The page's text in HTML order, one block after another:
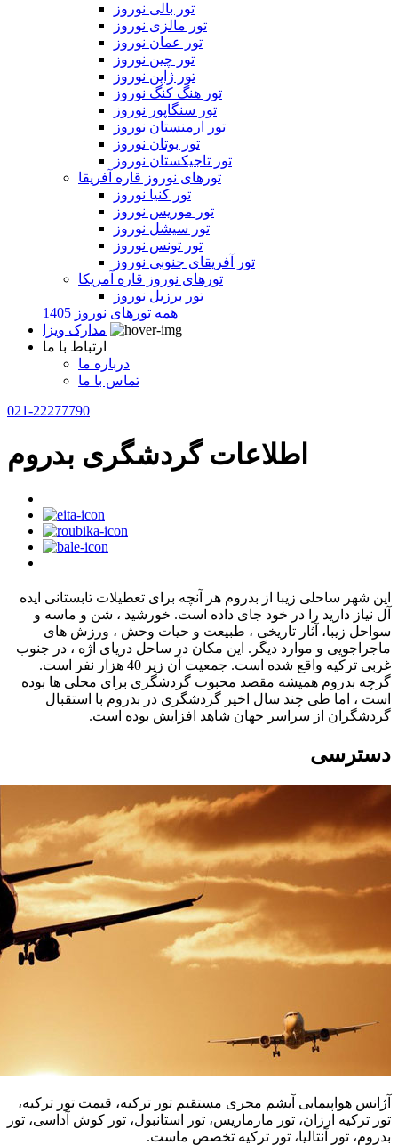
تور بالی نوروز
تور مالزی نوروز
تور عمان نوروز
تور چین نوروز
تور ژاپن نوروز
تور هنگ کنگ نوروز
تور سنگاپور نوروز
تور ارمنستان نوروز
تور بوتان نوروز
تور تاجیکستان نوروز
تورهای نوروز قاره آفریقا
تور کنیا نوروز
تور موریس نوروز
تور سیشل نوروز
تور تونس نوروز
تور آفریقای جنوبی نوروز
تورهای نوروز قاره آمریکا
تور برزیل نوروز
همه تورهای نوروز 1405
مدارک ویزا
ارتباط با ما
درباره ما
تماس با ما
021-22277790
اطلاعات گردشگری بدروم
این شهر ساحلی زیبا از بدروم هر آنچه برای تعطیلات تابستانی ایده
آل نیاز دارید را در خود جای داده است. خورشید ، شن و ماسه و
سواحل زیبا، آثار تاریخی ، طبیعت و حیات وحش ، ورزش های
ماجراجویی و موارد دیگر. این مکان در ساحل دریای اژه ، در جنوب
غربی ترکیه واقع شده است. جمعیت آن زیر 40 هزار نفر است.
گرچه بدروم همیشه مقصد محبوب گردشگری برای محلی ها بوده
است ، اما طی چند سال اخیر گردشگری در بدروم با استقبال
گردشگران از سراسر جهان شاهد افزایش بوده است.
دسترسی
آژانس هواپیمایی آیشم مجری مستقیم تور ترکیه، قیمت تور ترکیه،
تور ترکیه ارزان، تور مارماریس، تور استانبول، تور کوش آداسی، تور
بدروم، تور آنتالیا، تور ترکیه تخصص ماست.